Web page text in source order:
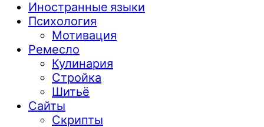
Иностранные языки
Психология
Мотивация
Ремесло
Кулинария
Стройка
Шитьё
Сайты
Скрипты